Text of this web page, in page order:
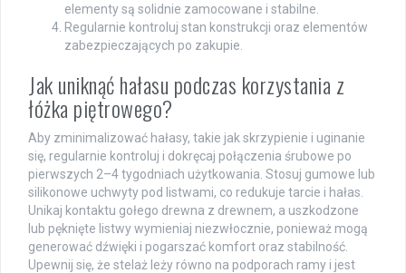
elementy są solidnie zamocowane i stabilne.
Regularnie kontroluj stan konstrukcji oraz elementów
zabezpieczających po zakupie.
Jak uniknąć hałasu podczas korzystania z
łóżka piętrowego?
Aby zminimalizować hałasy, takie jak skrzypienie i uginanie
się, regularnie kontroluj i dokręcaj połączenia śrubowe po
pierwszych 2–4 tygodniach użytkowania. Stosuj gumowe lub
silikonowe uchwyty pod listwami, co redukuje tarcie i hałas.
Unikaj kontaktu gołego drewna z drewnem, a uszkodzone
lub pęknięte listwy wymieniaj niezwłocznie, ponieważ mogą
generować dźwięki i pogarszać komfort oraz stabilność.
Upewnij się, że stelaż leży równo na podporach ramy i jest